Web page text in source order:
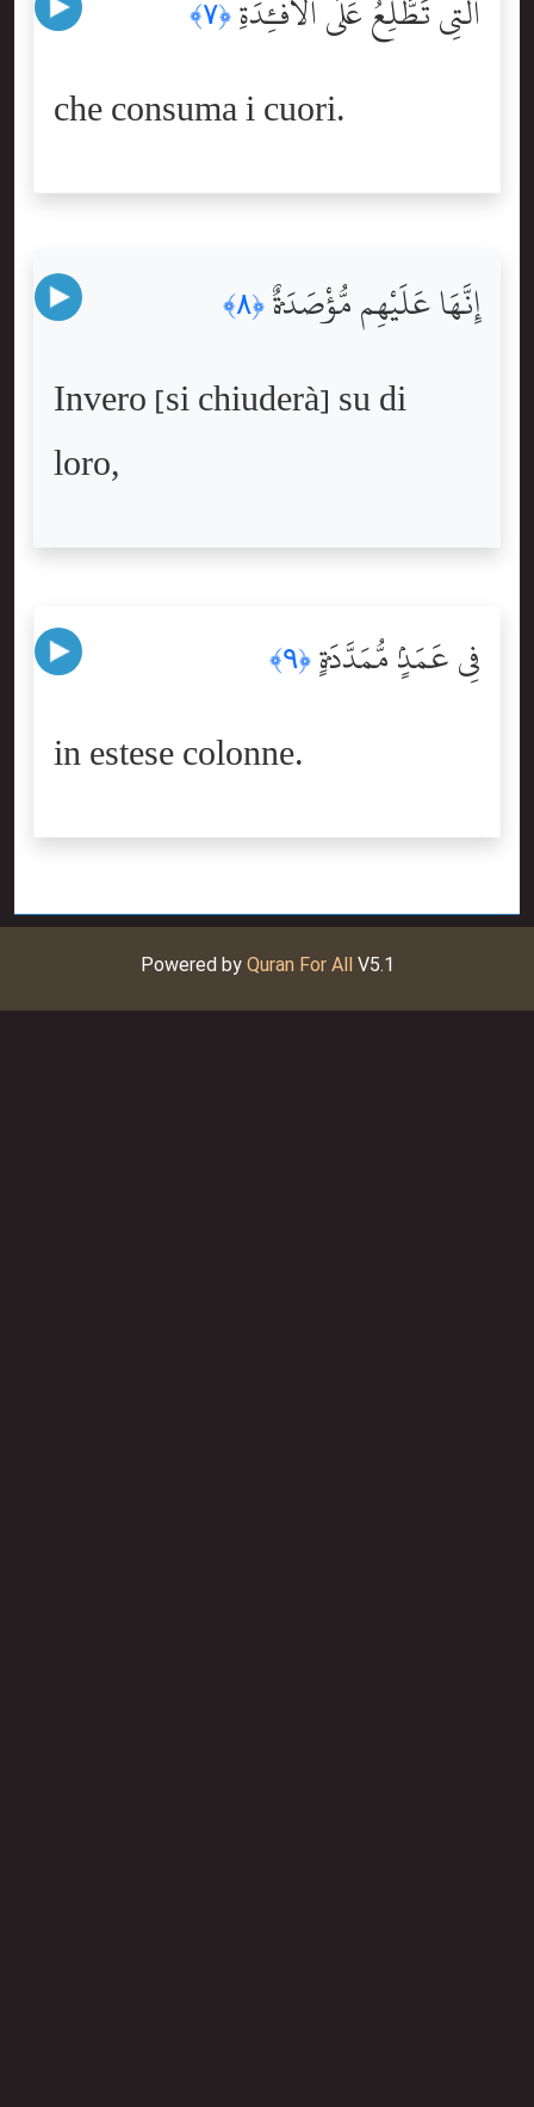
ٱلَّتِى تَطَّلِعُ عَلَى ٱلْأَفْـِٔدَةِ ﴿٧﴾
che consuma i cuori.
إِنَّهَا عَلَيْهِم مُّؤْصَدَةٌۭ ﴿٨﴾
Invero [si chiuderà] su di
loro,
فِى عَمَدٍۢ مُّمَدَّدَةٍۭ ﴿٩﴾
in estese colonne.
Powered by Quran For AllV5.1